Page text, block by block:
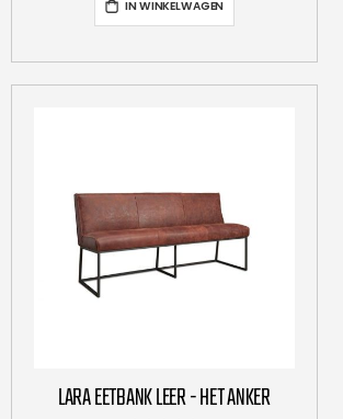
IN WINKELWAGEN
LARA EETBANK LEER - HET ANKER